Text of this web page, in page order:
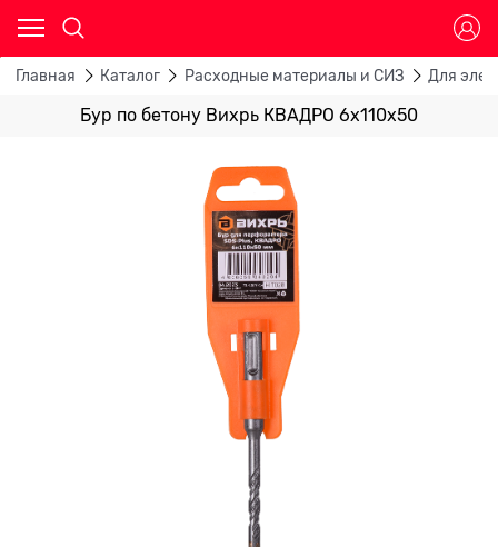
Главная Каталог Расходные материалы и СИЗ Для
Бур по бетону Вихрь КВАДРО 6x110x50